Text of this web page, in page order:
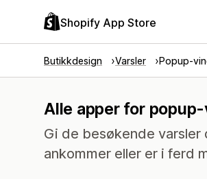
Shopify App Store
Butikkdesign Varsler Popup-
Alle apper for
Gi de besøkende
ankommer eller er i ferd